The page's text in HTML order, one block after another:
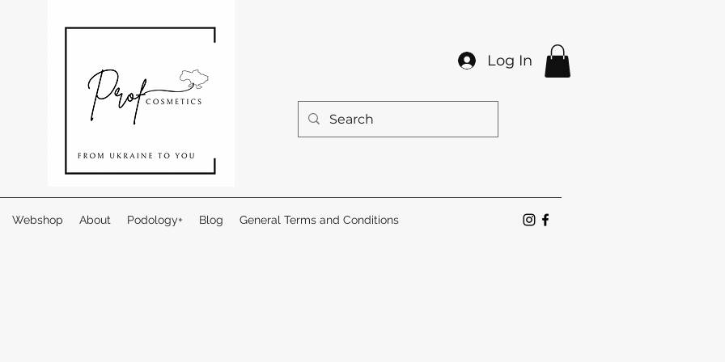
Log In
Webshop About Podology+ Blog General Terms and Conditions